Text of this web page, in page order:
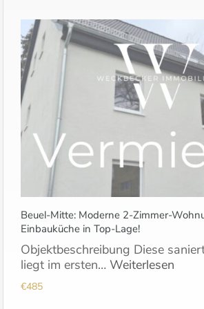
Beuel-Mitte: Moderne 2-Zimmer-
Einbauküche in Top-Lage!
Objektbeschreibung Diese
liegt im ersten… Weiterlesen
€485